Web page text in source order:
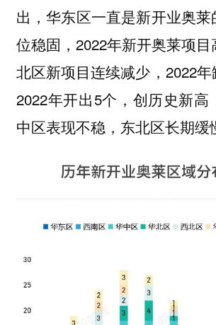
出，华东区一直是新开业奥
位稳固，2022年新开奥莱项
北区新项目连续减少，2022年
2022年开出5个，创历史新高
中区表现不稳，东北区长期缓